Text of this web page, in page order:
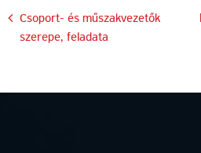
Bejegyzés
navigáció
Csoport- és műszakvezetők
szerepe, feladata